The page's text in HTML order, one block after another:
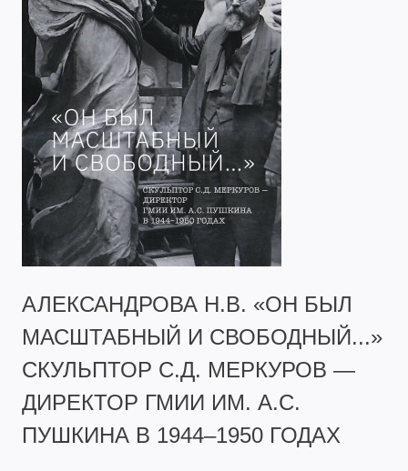
АЛЕКСАНДРОВА Н.В. «ОН БЫЛ
МАСШТАБНЫЙ И СВОБОДНЫЙ...»
СКУЛЬПТОР С.Д. МЕРКУРОВ —
ДИРЕКТОР ГМИИ ИМ. А.С.
ПУШКИНА В 1944–1950 ГОДАХ